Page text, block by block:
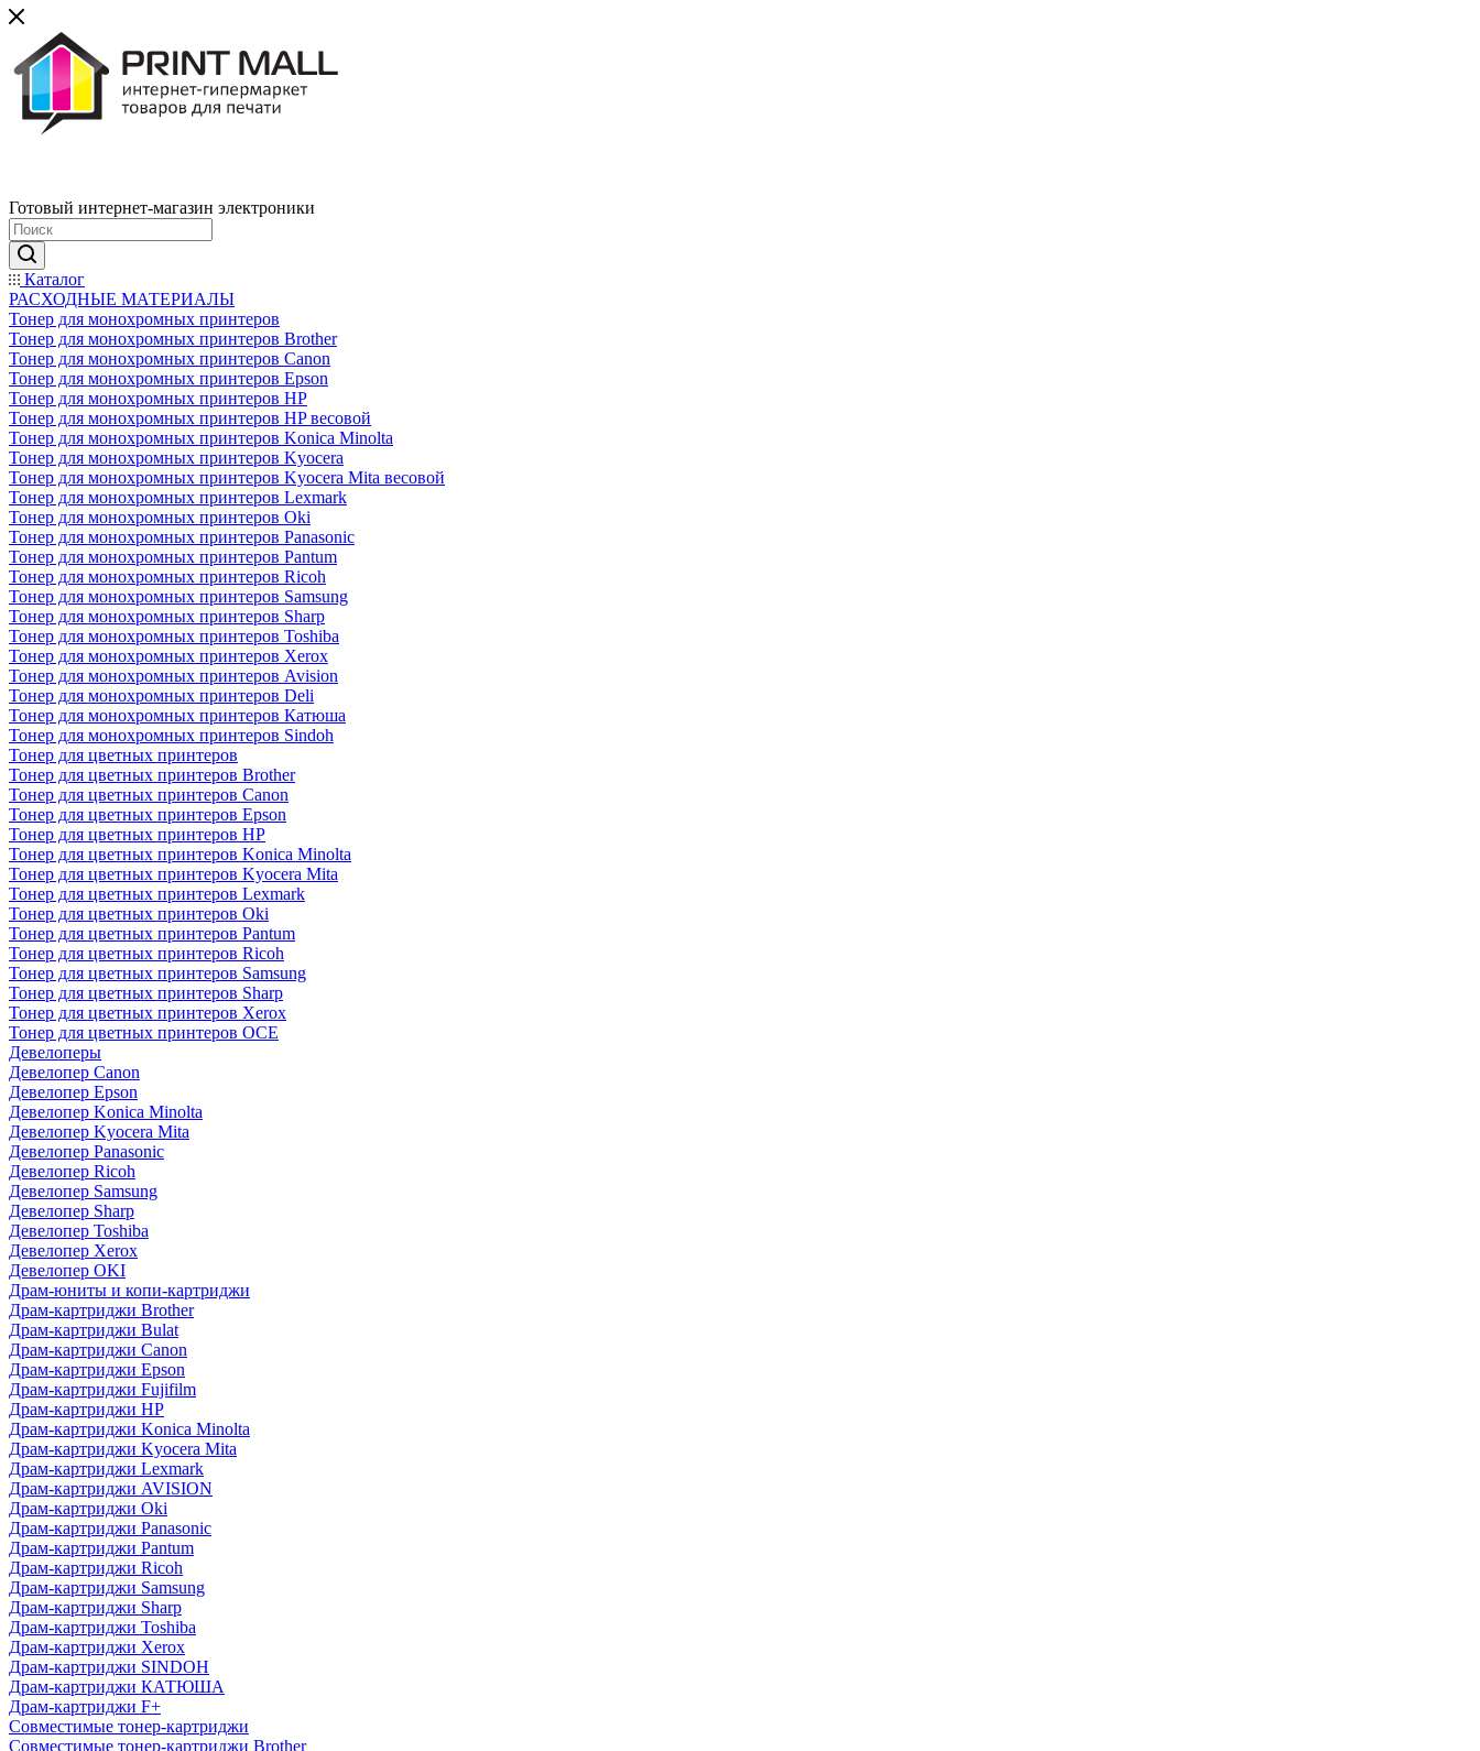
Готовый интернет-магазин электроники
Каталог
РАСХОДНЫЕ МАТЕРИАЛЫ
Тонер для монохромных принтеров
Тонер для монохромных принтеров Brother
Тонер для монохромных принтеров Canon
Тонер для монохромных принтеров Epson
Тонер для монохромных принтеров HP
Тонер для монохромных принтеров HP весовой
Тонер для монохромных принтеров Konica Minolta
Тонер для монохромных принтеров Kyocera
Тонер для монохромных принтеров Kyocera Mita весовой
Тонер для монохромных принтеров Lexmark
Тонер для монохромных принтеров Oki
Тонер для монохромных принтеров Panasonic
Тонер для монохромных принтеров Pantum
Тонер для монохромных принтеров Ricoh
Тонер для монохромных принтеров Samsung
Тонер для монохромных принтеров Sharp
Тонер для монохромных принтеров Toshiba
Тонер для монохромных принтеров Xerox
Тонер для монохромных принтеров Avision
Тонер для монохромных принтеров Deli
Тонер для монохромных принтеров Катюша
Тонер для монохромных принтеров Sindoh
Тонер для цветных принтеров
Тонер для цветных принтеров Brother
Тонер для цветных принтеров Canon
Тонер для цветных принтеров Epson
Тонер для цветных принтеров HP
Тонер для цветных принтеров Konica Minolta
Тонер для цветных принтеров Kyocera Mita
Тонер для цветных принтеров Lexmark
Тонер для цветных принтеров Oki
Тонер для цветных принтеров Pantum
Тонер для цветных принтеров Ricoh
Тонер для цветных принтеров Samsung
Тонер для цветных принтеров Sharp
Тонер для цветных принтеров Xerox
Тонер для цветных принтеров OCE
Девелоперы
Девелопер Canon
Девелопер Epson
Девелопер Konica Minolta
Девелопер Kyocera Mita
Девелопер Panasonic
Девелопер Ricoh
Девелопер Samsung
Девелопер Sharp
Девелопер Toshiba
Девелопер Xerox
Девелопер OKI
Драм-юниты и копи-картриджи
Драм-картриджи Brother
Драм-картриджи Bulat
Драм-картриджи Canon
Драм-картриджи Epson
Драм-картриджи Fujifilm
Драм-картриджи HP
Драм-картриджи Konica Minolta
Драм-картриджи Kyocera Mita
Драм-картриджи Lexmark
Драм-картриджи AVISION
Драм-картриджи Oki
Драм-картриджи Panasonic
Драм-картриджи Pantum
Драм-картриджи Ricoh
Драм-картриджи Samsung
Драм-картриджи Sharp
Драм-картриджи Toshiba
Драм-картриджи Xerox
Драм-картриджи SINDOH
Драм-картриджи КАТЮША
Драм-картриджи F+
Совместимые тонер-картриджи
Совместимые тонер-картриджи Brother